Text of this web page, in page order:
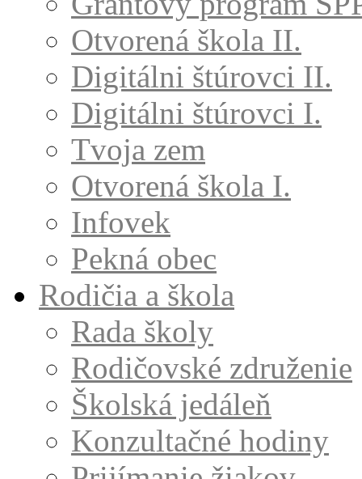
Otvorená škola II.
Digitálni štúrovci II.
Digitálni štúrovci I.
Tvoja zem
Otvorená škola I.
Infovek
Pekná obec
Rodičia a škola
Rada školy
Rodičovské združenie
Školská jedáleň
Konzultačné hodiny